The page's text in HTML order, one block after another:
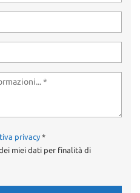
privacy *
miei dati per finalità di